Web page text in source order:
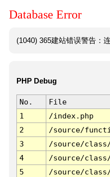
Database Error
(1040) 365建站错误警告：
PHP Debug
No. File
1
/index.php
2
/source/
3
/source/
4
/source/
5
/source/